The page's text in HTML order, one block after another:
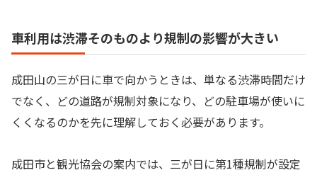
車利用は渋滞そのものより規制の影響が大きい
成田山の三が日に車で向かうときは、単なる渋滞時間だけ
でなく、どの道路が規制対象になり、どの駐車場が使いに
くくなるのかを先に理解しておく必要があります。
成田市と観光協会の案内では、三が日に第1種規制が設定